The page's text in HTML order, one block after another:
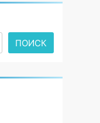
ПОИСК